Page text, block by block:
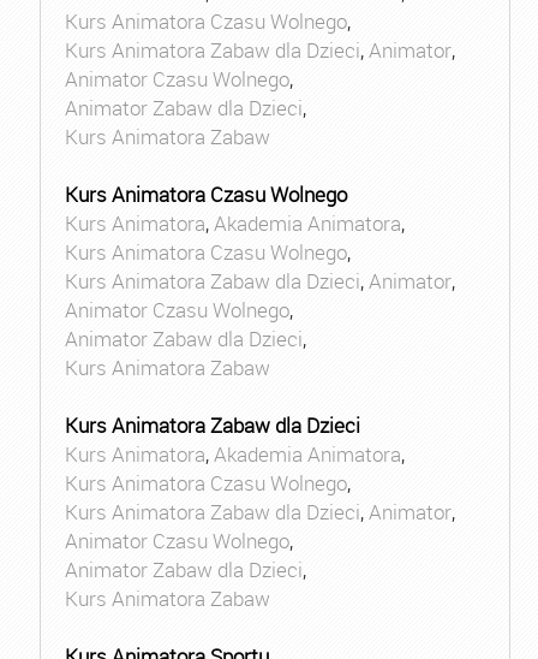
Kurs Animatora Czasu Wolnego,
Kurs Animatora Zabaw dla Dzieci,Animator,
Animator Czasu Wolnego,
Animator Zabaw dla Dzieci,
Kurs Animatora Zabaw
Kurs Animatora Czasu Wolnego
Kurs Animatora,Akademia Animatora,
Kurs Animatora Czasu Wolnego,
Kurs Animatora Zabaw dla Dzieci,Animator,
Animator Czasu Wolnego,
Animator Zabaw dla Dzieci,
Kurs Animatora Zabaw
Kurs Animatora Zabaw dla Dzieci
Kurs Animatora,Akademia Animatora,
Kurs Animatora Czasu Wolnego,
Kurs Animatora Zabaw dla Dzieci,Animator,
Animator Czasu Wolnego,
Animator Zabaw dla Dzieci,
Kurs Animatora Zabaw